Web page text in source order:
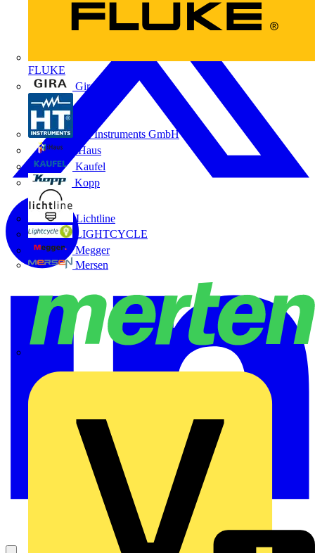
FLUKE
Gira
HT Instruments GmbH
iHaus
Kaufel
Kopp
Lichtline
LIGHTCYCLE
Megger
Mersen